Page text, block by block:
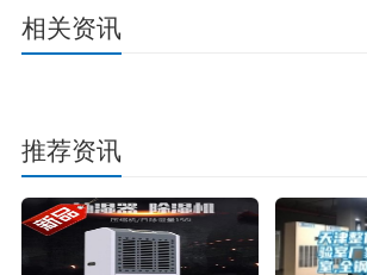
相关资讯
推荐资讯